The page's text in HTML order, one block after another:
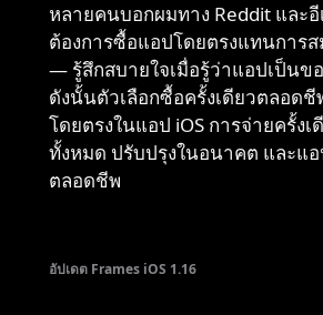
หลายคนบอกผมทาง Reddit และอี
ต้องการซื้อแอปโดยตรงแทนการส
— รู้สึกสบายใจเมื่อรู้ว่าแอปเป็น
ดังนั้นตัวเลือกซื้อครั้งเดียวตลอดชี
โดยตรงในแอป iOS การจ่ายครั้งเ
ทั้งหมด ปรับปรุงในอนาคต และแ
ตลอดชีพ
อัปเดต Frames iOS 1.16